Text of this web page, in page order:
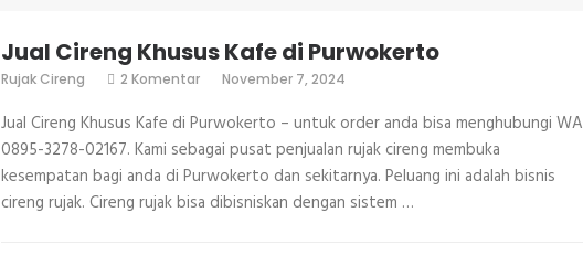
Jual Cireng Khusus Kafe di Purwokerto
Rujak Cireng 2 Komentarpada
Khusus
Kafe
di
Purwokerto
November 7, 2024
Jual Cireng Khusus Kafe di Purwokerto – untuk order anda bisa menghubungi WA
0895-3278-02167. Kami sebagai pusat penjualan rujak cireng membuka
kesempatan bagi anda di Purwokerto dan sekitarnya. Peluang ini adalah bisnis
cireng rujak. Cireng rujak bisa dibisniskan dengan sistem …